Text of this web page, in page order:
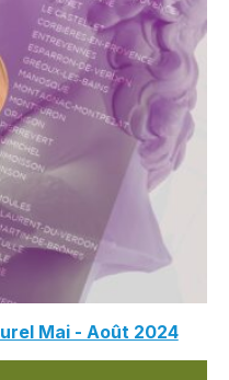
Mai - Août 2024